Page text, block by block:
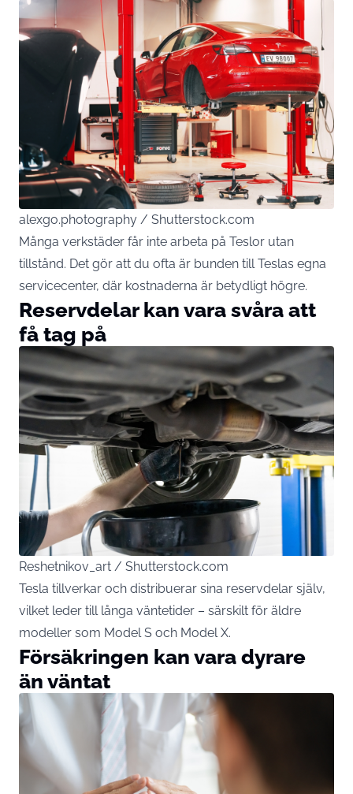
alexgo.photography / Shutterstock.com
Många verkstäder får inte arbeta på Teslor utan
tillstånd. Det gör att du ofta är bunden till Teslas egna
servicecenter, där kostnaderna är betydligt högre.
Reservdelar kan vara svåra att
få tag på
Reshetnikov_art / Shutterstock.com
Tesla tillverkar och distribuerar sina reservdelar själv,
vilket leder till långa väntetider – särskilt för äldre
modeller som Model S och Model X.
Försäkringen kan vara dyrare
än väntat